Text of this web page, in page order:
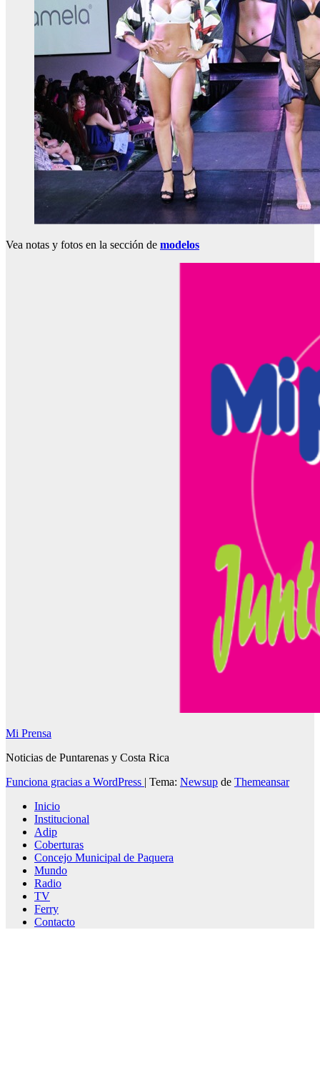
Vea notas y fotos en la sección de modelos
Mi Prensa
Noticias de Puntarenas y Costa Rica
Funciona gracias a WordPress | Tema: Newsup de Themeansar
Inicio
Institucional
Adip
Coberturas
Concejo Municipal de Paquera
Mundo
Radio
TV
Ferry
Contacto